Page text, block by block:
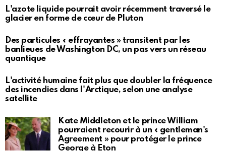
L'azote liquide pourrait avoir récemment traversé le
glacier en forme de cœur de Pluton
Des particules « effrayantes » transitent par les
banlieues de Washington DC, un pas vers un réseau
quantique
L'activité humaine fait plus que doubler la fréquence
des incendies dans l'Arctique, selon une analyse
satellite
Kate Middleton et le prince William
pourraient recourir à un « gentleman's
Agreement » pour protéger le prince
George à Eton